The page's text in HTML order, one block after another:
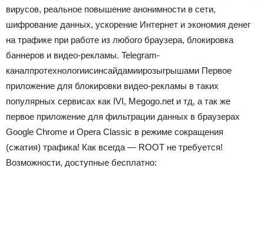
вирусов, реальное повышение анонимности в сети,
шифрование данных, ускорение Интернет и экономия денег
на трафике при работе из любого браузера, блокировка
баннеров и видео-рекламы. Telegram-
каналпротехнологиисинсайдамиирозыгрышами Первое
приложение для блокировки видео-рекламы в таких
популярных сервисах как IVI, Megogo.net и тд, а так же
первое приложение для фильтрации данных в браузерах
Google Chrome и Opera Classic в режиме сокращения
(сжатия) трафика! Как всегда — ROOT не требуется!
Возможности, доступные бесплатно: